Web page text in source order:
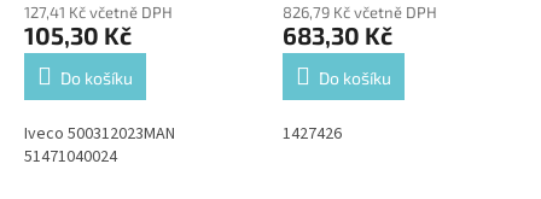
127,41 Kč včetně DPH
105,30 Kč
Do košíku
Iveco 500312023MAN
51471040024
826,79 Kč včetně DPH
683,30 Kč
Do košíku
1427426